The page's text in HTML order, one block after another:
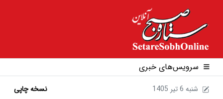
سرویس‌های خبری
1405 شنبه 6 تير نسخه چاپی